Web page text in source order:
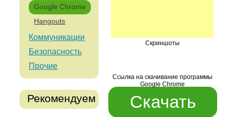
Google Chrome
Hangouts
Коммуникации
Безопасность
Прочие
Рекомендуем
Скриншоты
Ссылка на скачивание программы
Google Chrome
Скачать